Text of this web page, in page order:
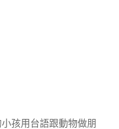
孩用台語跟動物做朋